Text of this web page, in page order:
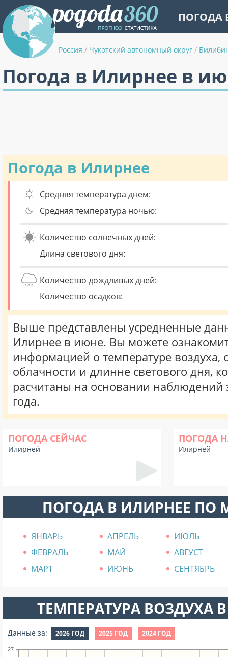
ПОГОДА
Россия / Чукотский автономный округ /
Погода в Илирнее в
Погода в Илирнее
Средняя температура днем:
Средняя температура ночью:
Количество солнечных дней:
Длина светового дня:
Количество дождливых дней:
Количество осадков:
Выше представлены усредненные
Илирнее в июне. Вы можете
информацией о температуре воздуха,
облачности и длинне светового дня,
расчитаны на основании наблюдений
года.
ПОГОДА СЕЙЧАС
Илирней
ПОГОДА
Илирней
ПОГОДА В ИЛИРНЕЕ ПО
ЯНВАРЬ АПРЕЛЬ
ИЮЛЬ
ФЕВРАЛЬ
МАЙ
АВГУСТ
МАРТ
ИЮНЬ СЕНТЯБРЬ
ТЕМПЕРАТУРА ВОЗДУХА
Данные за: 2026 ГОД 2025 ГОД 2024 ГОД
27